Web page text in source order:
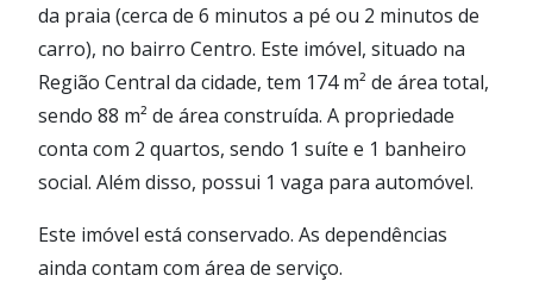
da praia (cerca de 6 minutos a pé ou 2 minutos de
carro), no bairro Centro. Este imóvel, situado na
Região Central da cidade, tem 174 m² de área total,
sendo 88 m² de área construída. A propriedade
conta com 2 quartos, sendo 1 suíte e 1 banheiro
social. Além disso, possui 1 vaga para automóvel.
Este imóvel está conservado. As dependências
ainda contam com área de serviço.